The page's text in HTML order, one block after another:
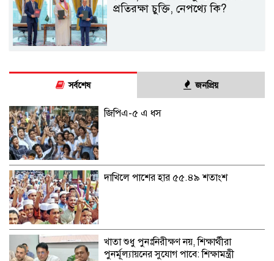
প্রতিরক্ষা চুক্তি, নেপথ্যে কি?
সর্বশেষ জনপ্রিয়
জিপিএ-৫ এ ধস
দাখিলে পাশের হার ৫৫.৪৯ শতাংশ
খাতা শুধু পুনঃনিরীক্ষণ নয়, শিক্ষার্থীরা
পুনর্মূল্যায়নের সুযোগ পাবে: শিক্ষামন্ত্রী